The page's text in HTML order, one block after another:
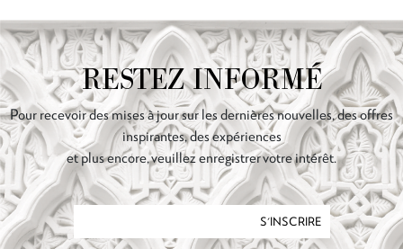
RESTEZ INFORMÉ
Pour recevoir des mises à jour sur les dernières nouvelles, des offres
inspirantes, des expériences
et plus encore, veuillez enregistrer votre intérêt.
S'INSCRIRE